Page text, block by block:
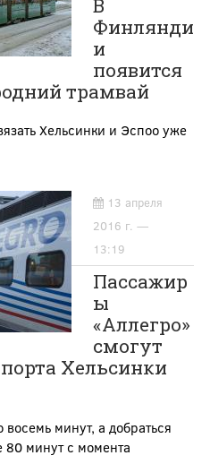
В
Финлянди
и
появится
трамвай
Хельсинки и Эспоо уже
13 апреля
2016 г. —
13:19
Пассажир
ы
«Аллегро»
смогут
Хельсинки
восемь минут, а добраться
80 минут с момента